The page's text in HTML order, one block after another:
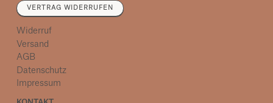
VERTRAG WIDERRUFEN
Widerruf
Versand
AGB
Datenschutz
Impressum